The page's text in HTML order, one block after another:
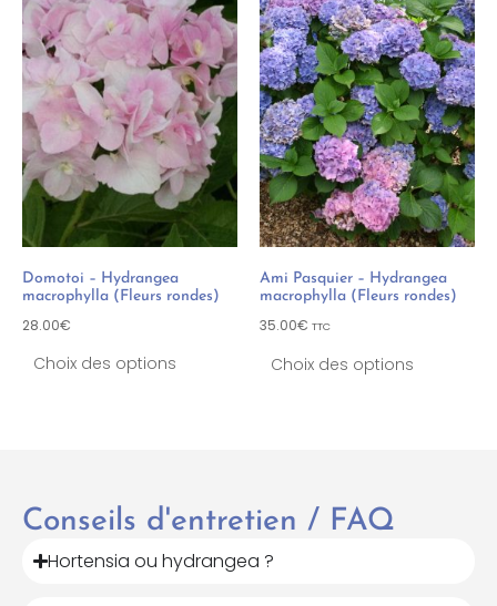
Domotoi – Hydrangea
macrophylla (Fleurs rondes)
28.00€
Choix des options
Ami Pasquier – Hydrangea
macrophylla (Fleurs rondes)
35.00€ TTC
Choix des options
Conseils d'entretien / FAQ
Hortensia ou hydrangea ?